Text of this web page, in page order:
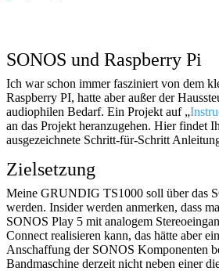
SONOS und Raspberry Pi
Ich war schon immer fasziniert von dem
Raspberry PI, hatte aber außer der
audiophilen Bedarf. Ein Projekt auf „
an das Projekt heranzugehen. Hier findet
ausgezeichnete Schritt-für-Schritt
Zielsetzung
Meine GRUNDIG TS1000 soll über das
werden. Insider werden anmerken, dass
SONOS Play 5 mit analogem
Connect realisieren kann, das hätte aber
Anschaffung der SONOS Komponenten
Bandmaschine derzeit nicht neben einer